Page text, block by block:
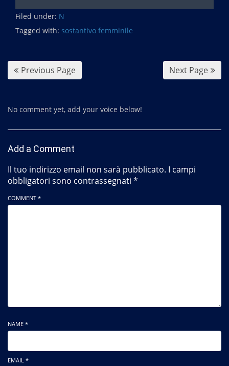
c
e
b
Filed under: N
Tagged with: sostantivo femminile
Previous Page Next Page
No comment yet, add your voice below!
Add a Comment
Il tuo indirizzo email non sarà pubblicato. I campi
obbligatori sono contrassegnati *
COMMENT *
NAME *
EMAIL *